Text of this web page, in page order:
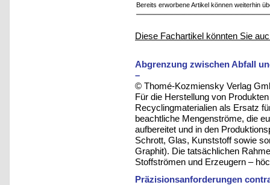
Bereits erworbene Artikel können weiterhin
Diese Fachartikel könnten Sie
Abgrenzung zwischen Abfall
–
© Thomé-Kozmiensky Verlag
Für die Herstellung von
Recyclingmaterialien als Ersatz
beachtliche Mengenströme, die
aufbereitet und in den
Schrott, Glas, Kunststoff sowie
Graphit). Die tatsächlichen
Stoffströmen und Erzeugern –
Präzisionsanforderungen